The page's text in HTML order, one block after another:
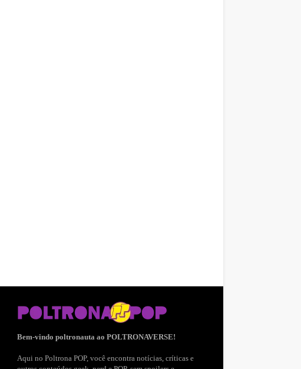
Bem-vindo poltronauta ao POLTRONAVERSE!
Aqui no Poltrona POP, você encontra notícias, críticas e